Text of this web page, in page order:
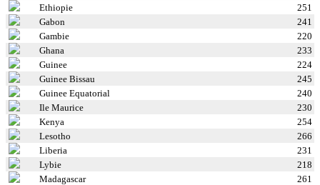
Ethiopie
251
Gabon
241
Gambie
220
Ghana
233
Guinee
224
Guinee Bissau
245
Guinee Equatorial
240
Ile Maurice
230
Kenya
254
Lesotho
266
Liberia
231
Lybie
218
Madagascar
261